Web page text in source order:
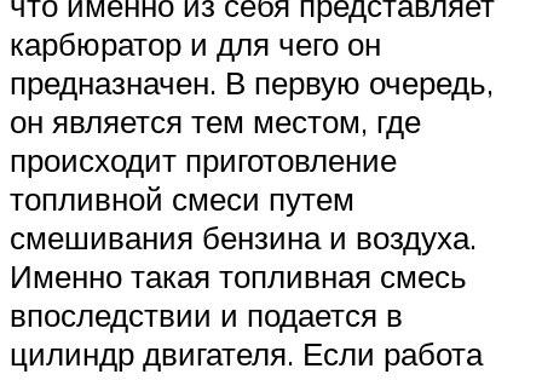
карбюратор и для чего он
предназначен. В первую очередь,
он является тем местом, где
происходит приготовление
топливной смеси путем
смешивания бензина и воздуха.
Именно такая топливная смесь
впоследствии и подается в
цилиндр двигателя. Если работа